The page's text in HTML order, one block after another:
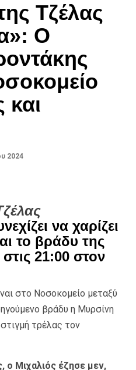
Τζέλας
Ο
και
2024
να χαρίζει
το βράδυ της
21:00 στον
στο Νοσοκομείο μεταξύ
βράδυ η Μυρσίνη
τρέλας τον
ο Μιχαλιός έζησε μεν,